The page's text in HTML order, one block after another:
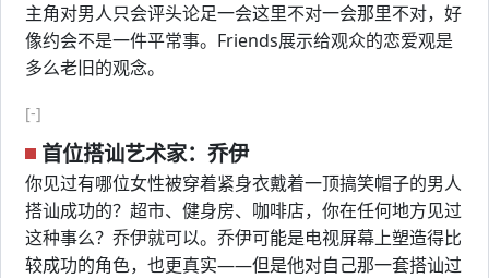
主角对男人只会评头论足一会这里不对一会那里不对，好
像约会不是一件平常事。Friends展示给观众的恋爱观是
多么老旧的观念。
[-]
首位搭讪艺术家：乔伊
你见过有哪位女性被穿着紧身衣戴着一顶搞笑帽子的男人
搭讪成功的？超市、健身房、咖啡店，你在任何地方见过
这种事么？乔伊就可以。乔伊可能是电视屏幕上塑造得比
较成功的角色，也更真实——但是他对自己那一套搭讪过